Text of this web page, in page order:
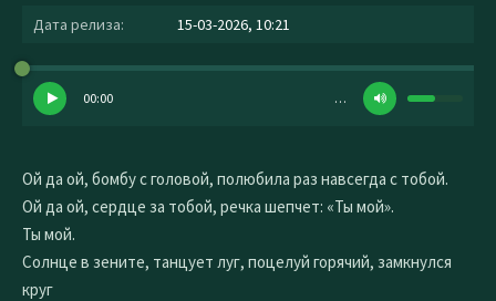
Дата релиза:
15-03-2026, 10:21
00:00 …
Ой да ой, бомбу с головой, полюбила раз навсегда с тобой.
Ой да ой, сердце за тобой, речка шепчет: «Ты мой».
Ты мой.
Солнце в зените, танцует луг, поцелуй горячий, замкнулся
круг